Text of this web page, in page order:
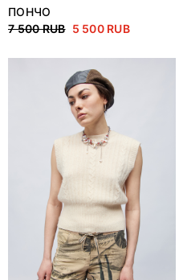
ПОНЧО
7 500 RUB 5 500 RUB